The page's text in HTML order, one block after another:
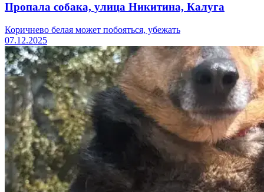
Пропала собака, улица Никитина, Калуга
Коричнево белая может побояться, убежать
07.12.2025